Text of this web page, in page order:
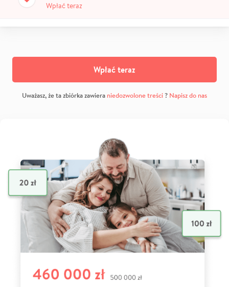
Wpłać teraz
Wpłać teraz
Uważasz, że ta zbiórka zawiera niedozwolone treści? Napisz do nas